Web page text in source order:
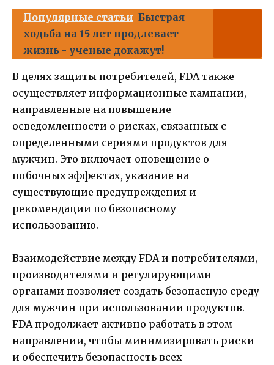
Популярные статьи Быстрая
ходьба на 15 лет продлевает
жизнь - ученые докажут!
В целях защиты потребителей, FDA также
осуществляет информационные кампании,
направленные на повышение
осведомленности о рисках, связанных с
определенными сериями продуктов для
мужчин. Это включает оповещение о
побочных эффектах, указание на
существующие предупреждения и
рекомендации по безопасному
использованию.
Взаимодействие между FDA и потребителями,
производителями и регулирующими
органами позволяет создать безопасную среду
для мужчин при использовании продуктов.
FDA продолжает активно работать в этом
направлении, чтобы минимизировать риски
и обеспечить безопасность всех